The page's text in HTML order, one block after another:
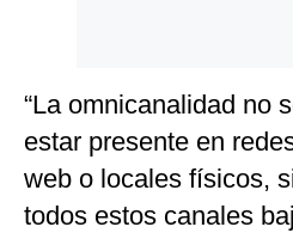
“La omnicanalidad no
estar presente en
web o locales físicos,
todos estos canales